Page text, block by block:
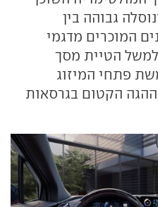
גבוהה בין
המוכרים מדגמי
הטיית מסך
פתחי המיזוג
הקטום בגרסאות